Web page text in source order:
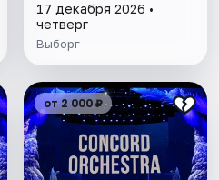
17 декабря 2026 •
четверг
Выборг
от 2 000 ₽